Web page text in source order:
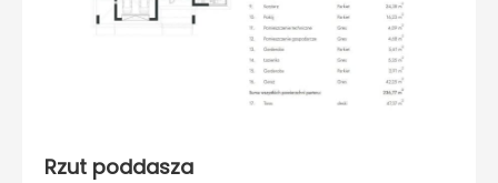
Rzut poddasza